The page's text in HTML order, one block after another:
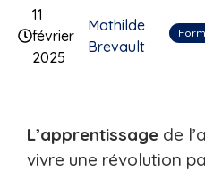
11
février
2025
Mathilde
Brevault
L’apprentissage de
vivre une révolution